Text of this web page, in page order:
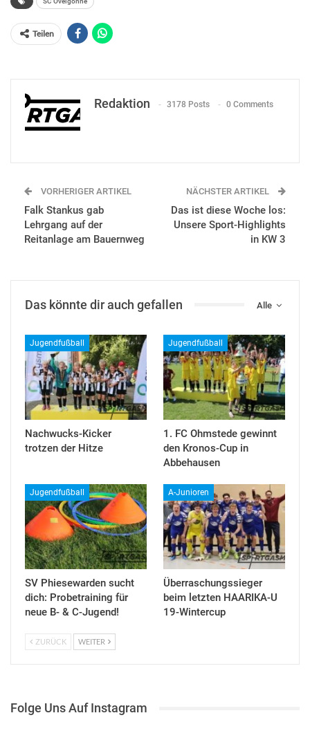
Teilen
Redaktion 3178 Posts 0 Comments
VORHERIGER ARTIKEL
Falk Stankus gab
Lehrgang auf der
Reitanlage am Bauernweg
NÄCHSTER ARTIKEL
Das ist diese Woche los:
Unsere Sport-Highlights
in KW 3
Alle
Das könnte dir auch gefallen
Jugendfußball
Nachwucks-Kicker
trotzen der Hitze
Jugendfußball
1. FC Ohmstede gewinnt
den Kronos-Cup in
Abbehausen
Jugendfußball
SV Phiesewarden sucht
dich: Probetraining für
neue B- & C-Jugend!
A-Junioren
Überraschungssieger
beim letzten HAARIKA-U
19-Wintercup
ZURÜCK WEITER
Folge Uns Auf Instagram